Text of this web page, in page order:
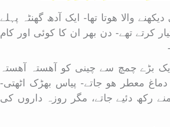
والا ھوتا تھا- ایک آدھ گھنٹہ پہلے
کرتے تھے- دن بھر ان کا کوئی اور کام
بڑے چمچ سے چینی کو آھستہ آھستہ
معطر ھو جاتے- پیاس بھڑک اٹھتی-
رکھ دئیے جاتے، مگر روزہ داروں کی